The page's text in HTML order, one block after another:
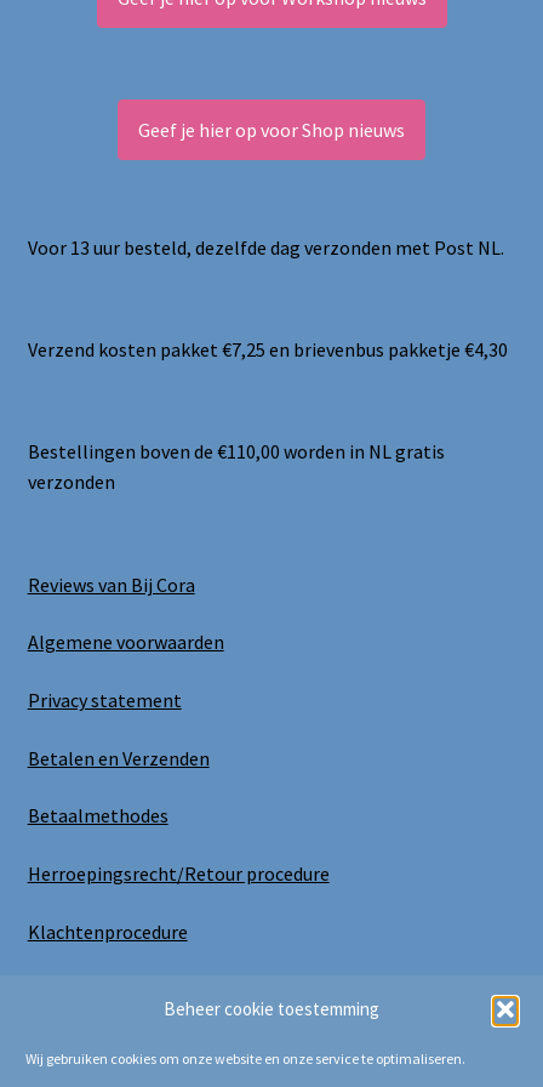
Beheer cookie toestemming
Wij gebruiken cookies om onze website en onze service te optimaliseren.
Geef je hier op voor Shop nieuws
Voor 13 uur besteld, dezelfde dag verzonden met Post NL.
Verzend kosten pakket €7,25 en brievenbus pakketje €4,30
Bestellingen boven de €110,00 worden in NL gratis
verzonden
Reviews van Bij Cora
Algemene voorwaarden
Privacy statement
Betalen en Verzenden
Betaalmethodes
Herroepingsrecht/Retour procedure
Klachtenprocedure